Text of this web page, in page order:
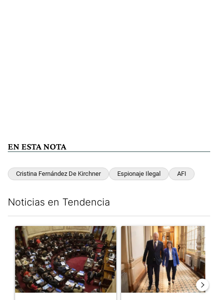
EN ESTA NOTA
Cristina Fernández De Kirchner Espionaje Ilegal AFI
Noticias en Tendencia
Un artículo de tendencia con el título "El Senado dio media
Un artículo de tendencia